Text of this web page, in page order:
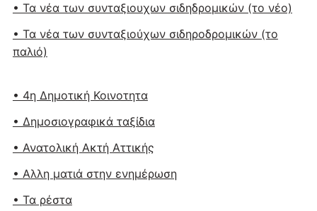
• Τα νέα των συνταξιουχων σιδηδρομικών (το νέο)
• Τα νέα των συνταξιούχων σιδηροδρομικών (το
παλιό)
• 4η Δημοτική Κοινοτητα
• Δημοσιογραφικά ταξίδια
• Ανατολική Ακτή Αττικής
• Αλλη ματιά στην ενημέρωση
• Τα ρέστα